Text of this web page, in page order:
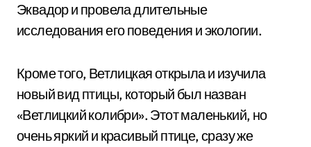
Эквадор и провела длительные
исследования его поведения и экологии.
Кроме того, Ветлицкая открыла и изучила
новый вид птицы, который был назван
«Ветлицкий колибри». Этот маленький, но
очень яркий и красивый птице, сразу же